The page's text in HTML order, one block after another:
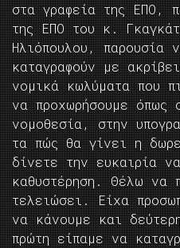
στα γραφεία της ΕΠΟ,
της ΕΠΟ του κ.
Ηλιόπουλου, παρουσία
καταγραφούν με
νομικά κωλύματα που
να προχωρήσουμε όπως
νομοθεσία, στην
τα πώς θα γίνει η
δίνετε την ευκαιρία
καθυστέρηση. Θέλω να
τελειώσει. Είχα
να κάνουμε και
πρώτη είπαμε να